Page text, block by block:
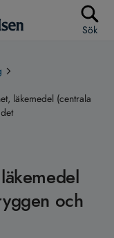
Sök
läkemedel (centrala
och